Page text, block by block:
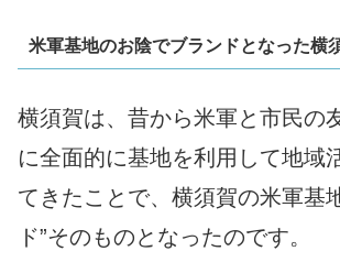
米軍基地のお陰でブランドとなった横
横須賀は、昔から米軍と市民の
に全面的に基地を利用して地域
てきたことで、横須賀の米軍基
ド”そのものとなったのです。